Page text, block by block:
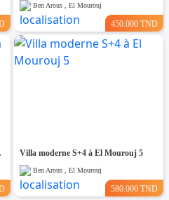
Ben Arous , El Mourouj
450.000 TND
4 Villa moderne S+4 à El Mourouj 5
Ben Arous , El Mourouj
580.000 TND